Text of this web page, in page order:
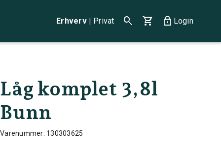
Erhverv | Privat search shopping_cart lock Login
Låg komplet 3,8l
Bunn
Varenummer: 130303625